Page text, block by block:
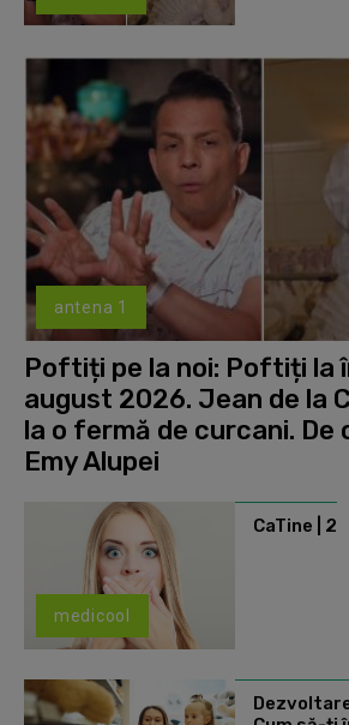
antena 1
Poftiți pe la noi: Poftiți la
august 2026. Jean de la
la o fermă de curcani. De
Emy Alupei
medicool
CaTine | 2